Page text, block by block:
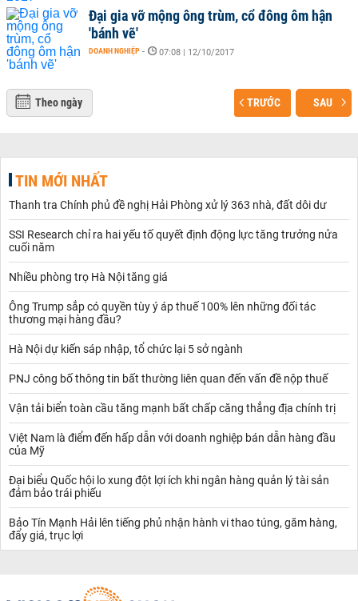
Đại gia vỡ mộng ông trùm, cổ đông ôm hận
'bánh vẽ'
DOANH NGHIỆP - 07:08 | 12/10/2017
Theo ngày TRƯỚC SAU
TIN MỚI NHẤT
Thanh tra Chính phủ đề nghị Hải Phòng xử lý 363 nhà, đất dôi dư
SSI Research chỉ ra hai yếu tố quyết định động lực tăng trưởng nửa
cuối năm
Nhiều phòng trọ Hà Nội tăng giá
Ông Trump sắp có quyền tùy ý áp thuế 100% lên những đối tác
thương mại hàng đầu?
Hà Nội dự kiến sáp nhập, tổ chức lại 5 sở ngành
PNJ công bố thông tin bất thường liên quan đến vấn đề nộp thuế
Vận tải biển toàn cầu tăng mạnh bất chấp căng thẳng địa chính trị
Việt Nam là điểm đến hấp dẫn với doanh nghiệp bán dẫn hàng đầu
của Mỹ
Đại biểu Quốc hội lo xung đột lợi ích khi ngân hàng quản lý tài sản
đảm bảo trái phiếu
Bảo Tín Mạnh Hải lên tiếng phủ nhận hành vi thao túng, găm hàng,
đẩy giá, trục lợi